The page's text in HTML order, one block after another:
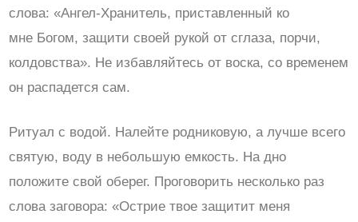
слова: «Ангел-Хранитель, приставленный ко
мне Богом, защити своей рукой от сглаза, порчи,
колдовства». Не избавляйтесь от воска, со временем
он распадется сам.
Ритуал с водой. Налейте родниковую, а лучше всего
святую, воду в небольшую емкость. На дно
положите свой оберег. Проговорить несколько раз
слова заговора: «Острие твое защитит меня